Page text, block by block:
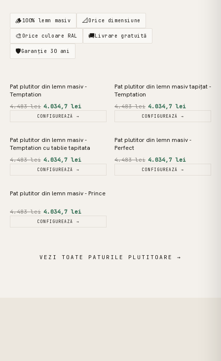
🪵 100% lemn masiv 📐Orice dimensiune
🎨 Orice culoare RAL 🚚Livrare gratuită
🛡️Garanție 30 ani
REDUCERE
Pat plutitor din lemn masiv -
Temptation
4.483 lei 4.034,7 lei
CONFIGUREAZĂ →
REDUCERE
Pat plutitor din lemn masiv tapițat -
Temptation
4.483 lei 4.034,7 lei
CONFIGUREAZĂ →
REDUCERE
Pat plutitor din lemn masiv -
Temptation cu tablie tapitata
4.483 lei 4.034,7 lei
CONFIGUREAZĂ →
REDUCERE
Pat plutitor din lemn masiv -
Perfect
4.483 lei 4.034,7 lei
CONFIGUREAZĂ →
REDUCERE
Pat plutitor din lemn masiv - Prince
4.483 lei 4.034,7 lei
CONFIGUREAZĂ →
VEZI TOATE PATURILE PLUTITOARE →